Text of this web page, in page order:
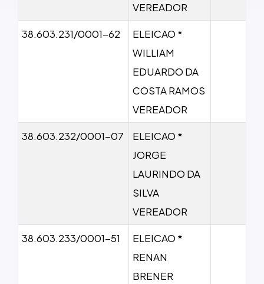
VEREADOR
38.603.231/0001-62
ELEICAO *
WILLIAM
EDUARDO DA
COSTA RAMOS
VEREADOR
38.603.232/0001-07
ELEICAO *
JORGE
LAURINDO DA
SILVA
VEREADOR
38.603.233/0001-51
ELEICAO *
RENAN
BRENER